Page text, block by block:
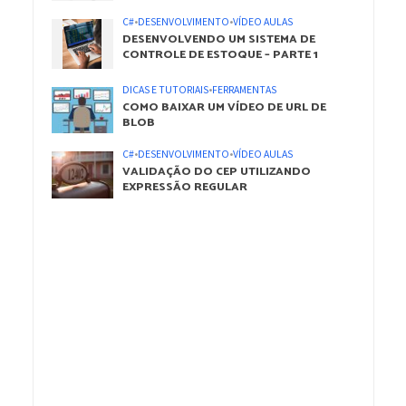
C#•DESENVOLVIMENTO•VÍDEO AULAS
DESENVOLVENDO UM SISTEMA DE
CONTROLE DE ESTOQUE – PARTE 1
DICAS E TUTORIAIS•FERRAMENTAS
COMO BAIXAR UM VÍDEO DE URL DE
BLOB
C#•DESENVOLVIMENTO•VÍDEO AULAS
VALIDAÇÃO DO CEP UTILIZANDO
EXPRESSÃO REGULAR